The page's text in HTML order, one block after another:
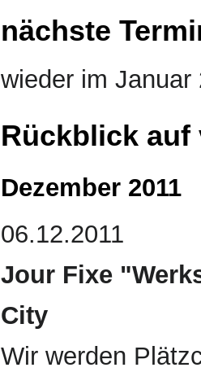
nächste
wieder im Januar
Rückblick auf
Dezember 2011
06.12.2011
Jour Fixe
City
Wir werden